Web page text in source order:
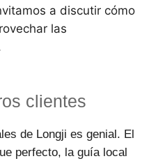
a discutir cómo
las
clientes
de Longji es genial. El
perfecto, la guía local